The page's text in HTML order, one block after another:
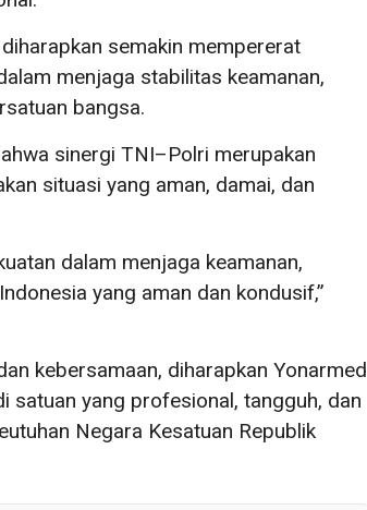
semakin mempererat
menjaga stabilitas keamanan,
bangsa.
sinergi TNI–Polri merupakan
situasi yang aman, damai, dan
dalam menjaga keamanan,
yang aman dan kondusif,”
kebersamaan, diharapkan Yonarmed
satuan yang profesional, tangguh, dan
Negara Kesatuan Republik